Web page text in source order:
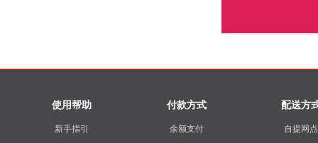
使用帮助
新手指引
付款方式
余额支付
配送方
自提网点